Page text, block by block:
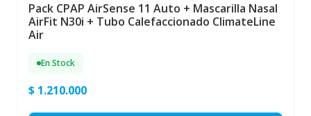
Pack CPAP AirSense 11 Auto + Mascarilla Nasal
AirFit N30i + Tubo Calefaccionado ClimateLine
Air
En Stock
$ 1.210.000